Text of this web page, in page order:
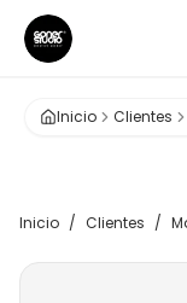
Inicio Clientes
Inicio / Clientes /